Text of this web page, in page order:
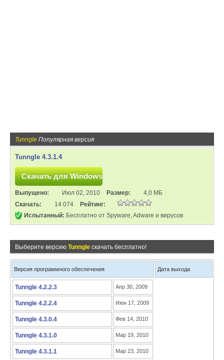
Tunngle Популярная версия
Tunngle 4.3.1.4
Выпущено: Июл 02, 2010 Размер:
4,0 МБ
Скачать:
14 074
Рейтинг:
Испытанный: Бесплатно от Spyware, Adware и вирусов
Выберите версию Tunngle скачать бесплатно!
Версия программного обеспечения Дата выхода
Tunngle 4.2.2.3 Апр 30, 2009
Tunngle 4.2.2.4 Июн 17, 2009
Tunngle 4.3.0.4 Фев 14, 2010
Tunngle 4.3.1.0 Мар 19, 2010
Tunngle 4.3.1.1 Мар 23, 2010